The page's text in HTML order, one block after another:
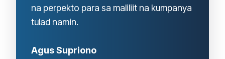
na perpekto para sa maliliit na kumpanya
tulad namin.
Agus Supriono